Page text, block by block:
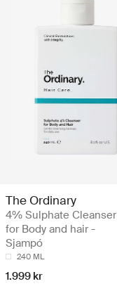
The Ordinary
4% Sulphate Cleanser
for Body and hair -
Sjampó
240 ML
1.999 kr